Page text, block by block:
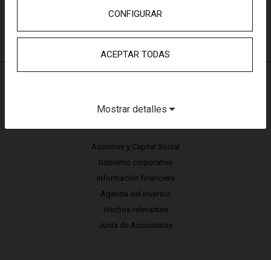
ÁREA DE INVERSORES
Acciones y Capital Social
Gobierno corporativo
Información financiera
Agenda del inversor
Hechos relevantes
Junta de Accionistas
CONFIGURAR
ACEPTAR TODAS
Mostrar detalles